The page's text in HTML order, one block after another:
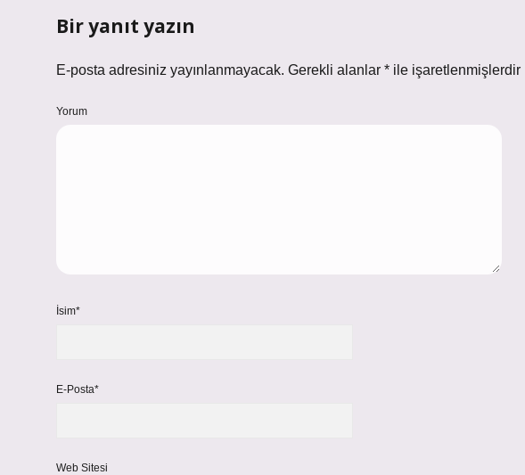
Bir yanıt yazın
E-posta adresiniz yayınlanmayacak. Gerekli alanlar * ile işaretlenmişlerdir
Yorum
İsim*
E-Posta*
Web Sitesi